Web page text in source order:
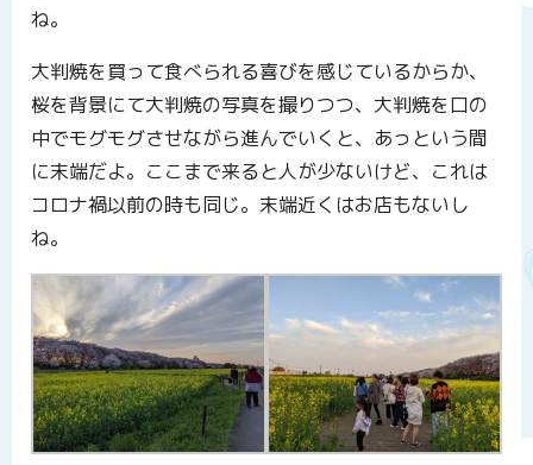
ね。
大判焼を買って食べられる喜びを感じているからか、
桜を背景にて大判焼の写真を撮りつつ、大判焼を口の
中でモグモグさせながら進んでいくと、あっという間
に末端だよ。ここまで来ると人が少ないけど、これは
コロナ禍以前の時も同じ。末端近くはお店もないし
ね。